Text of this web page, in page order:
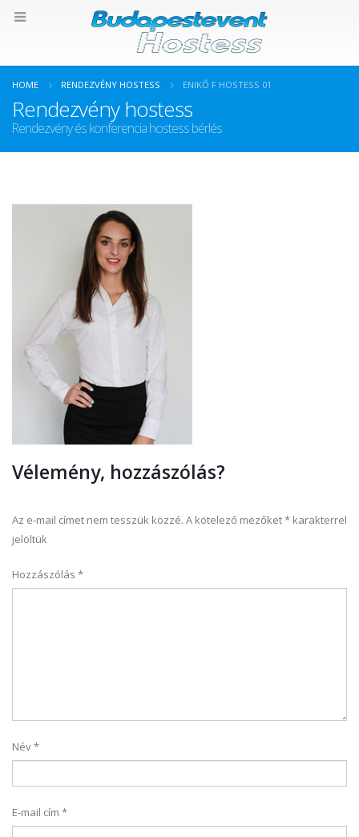
HOME RENDEZVÉNY HOSTESS ENIKŐ F HOSTESS 01
Rendezvény hostess
Rendezvény és konferencia hostess bérlés
Vélemény, hozzászólás?
Az e-mail címet nem tesszük közzé. A kötelező mezőket* karakterrel
jelöltük
Hozzászólás *
Név*
E-mail cím *